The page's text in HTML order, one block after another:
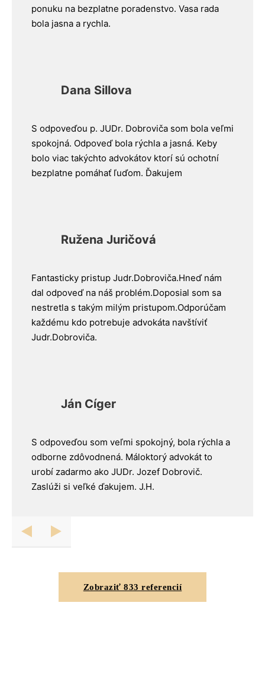
ponuku na bezplatne poradenstvo. Vasa rada
bola jasna a rychla.
Dana Sillova
S odpoveďou p. JUDr. Dobroviča som bola veľmi
spokojná. Odpoveď bola rýchla a jasná. Keby
bolo viac takýchto advokátov ktorí sú ochotní
bezplatne pomáhať ľuďom. Ďakujem
Ružena Juričová
Fantasticky pristup Judr.Dobroviča.Hneď nám
dal odpoveď na náš problém.Doposial som sa
nestretla s takým milým pristupom.Odporúčam
každému kdo potrebuje advokáta navštíviť
Judr.Dobroviča.
Ján Cíger
S odpoveďou som veľmi spokojný, bola rýchla a
odborne zdôvodnená. Máloktorý advokát to
urobí zadarmo ako JUDr. Jozef Dobrovič.
Zaslúži si veľké ďakujem. J.H.
Zobraziť 833 referencií